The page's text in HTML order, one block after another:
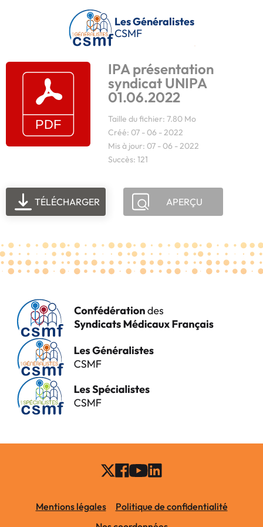
Passer au contenu principal
Les Généralistes
CSMF
IPA présentation
syndicat UNIPA
01.06.2022
Taille du fichier: 7.80 Mo
Créé: 07 - 06 - 2022
Mis à jour: 07 - 06 - 2022
Succès: 121
TÉLÉCHARGER APERÇU
Mentions légales
Politique de confidentialité